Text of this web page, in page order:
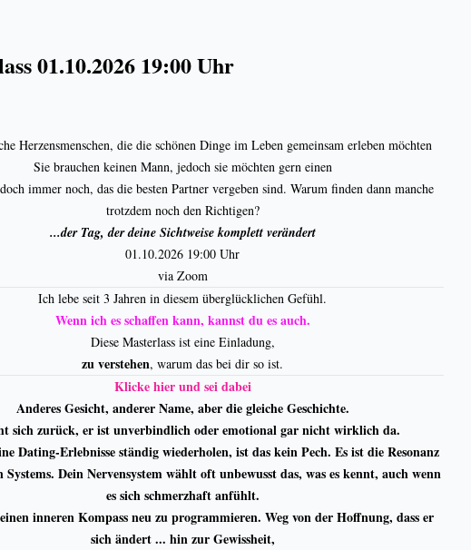
01.10.2026 19:00 Uhr
Herzensmenschen, die die schönen Dinge im Leben gemeinsam erleben möchten
Sie brauchen keinen Mann, jedoch sie möchten gern einen
immer noch, das die besten Partner vergeben sind. Warum finden dann manche
trotzdem noch den Richtigen?
...der Tag, der deine Sichtweise komplett verändert
01.10.2026 19:00 Uhr
via Zoom
Ich lebe seit 3 Jahren in diesem überglücklichen Gefühl.
Wenn ich es schaffen kann, kannst du es auch.
Diese Masterlass ist eine Einladung,
zu verstehen, warum das bei dir so ist.
Klicke hier und sei dabei
Anderes Gesicht, anderer Name, aber die gleiche Geschichte.
sich zurück, er ist unverbindlich oder emotional gar nicht wirklich da.
Dating-Erlebnisse ständig wiederholen, ist das kein Pech. Es ist die Resonanz
Systems. Dein Nervensystem wählt oft unbewusst das, was es kennt, auch wenn
es sich schmerzhaft anfühlt.
inneren Kompass neu zu programmieren. Weg von der Hoffnung, dass er
sich ändert ... hin zur Gewissheit,